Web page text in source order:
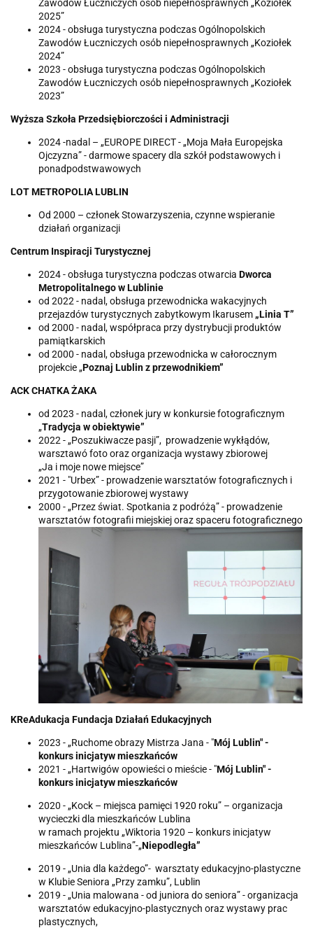
Zawodów Łuczniczych osób niepełnosprawnych „Koziołek
2025”
2024 - obsługa turystyczna podczas Ogólnopolskich
Zawodów Łuczniczych osób niepełnosprawnych „Koziołek
2024”
2023 - obsługa turystyczna podczas Ogólnopolskich
Zawodów Łuczniczych osób niepełnosprawnych „Koziołek
2023”
Wyższa Szkoła Przedsiębiorczości i Administracji
2024 -nadal – „EUROPE DIRECT - „Moja Mała Europejska
Ojczyzna” - darmowe spacery dla szkół podstawowych i
ponadpodstwawowych
LOT METROPOLIA LUBLIN
Od 2000 – członek Stowarzyszenia, czynne wspieranie
działań organizacji
Centrum Inspiracji Turystycznej
2024 - obsługa turystyczna podczas otwarcia Dworca
Metropolitalnego w Lublinie
od 2022 - nadal, obsługa przewodnicka wakacyjnych
przejazdów turystycznych zabytkowym Ikarusem „Linia T”
od 2000 - nadal, współpraca przy dystrybucji produktów
pamiątkarskich
od 2000 - nadal, obsługa przewodnicka w całorocznym
projekcie „Poznaj Lublin z przewodnikiem”
ACK CHATKA ŻAKA
od 2023 - nadal, członek jury w konkursie fotograficznym
„Tradycja w obiektywie”
2022 - „Poszukiwacze pasji”, prowadzenie wykłądów,
warsztawó foto oraz organizacja wystawy zbiorowej
„Ja i moje nowe miejsce”
2021 - "Urbex” - prowadzenie warsztatów fotograficznych i
przygotowanie zbiorowej wystawy
2000 - „Przez świat. Spotkania z podróżą” - prowadzenie
warsztatów fotografii miejskiej oraz spaceru fotograficznego
KReAdukacja Fundacja Działań Edukacyjnych
2023 - „Ruchome obrazy Mistrza Jana - "Mój Lublin" -
konkurs inicjatyw mieszkańców
2021 - „Hartwigów opowieści o mieście - "Mój Lublin" -
konkurs inicjatyw mieszkańców
2020 - „Kock – miejsca pamięci 1920 roku” – organizacja
wycieczki dla mieszkańców Lublina
w ramach projektu „Wiktoria 1920 – konkurs inicjatyw
mieszkańców Lublina”-„Niepodległa”
2019 - „Unia dla każdego”- warsztaty edukacyjno-plastyczne
w Klubie Seniora „Przy zamku”, Lublin
2019 - „Unia malowana - od juniora do seniora” - organizacja
warsztatów edukacyjno-plastycznych oraz wystawy prac
plastycznych,